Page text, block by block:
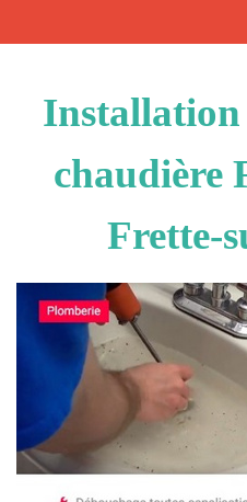
Installation
chaudière
Frette-